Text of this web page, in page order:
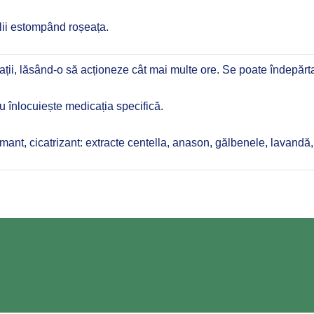
estompând roșeața.
lăsând-o să acționeze cât mai multe ore. Se poate
înlocuiește medicația specifică.
cicatrizant: extracte centella, anason, gălbenele,